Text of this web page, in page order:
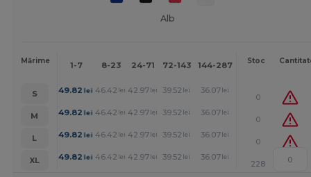
Alb
Mărime 1-7 8-23 24-71 72-143 144-287 288 +
Mai
Stoc
S 49.82 lei 46.42 lei 42.97 lei 39.52 lei 36.07 lei
0
M
49.82 lei 46.42 lei 42.97 lei 39.52 lei 36.07 lei
0
L
49.82 lei 46.42 lei 42.97 lei 39.52 lei 36.07 lei
0
XL
49.82 lei 46.42 lei 42.97 lei 39.52 lei 36.07 lei
228